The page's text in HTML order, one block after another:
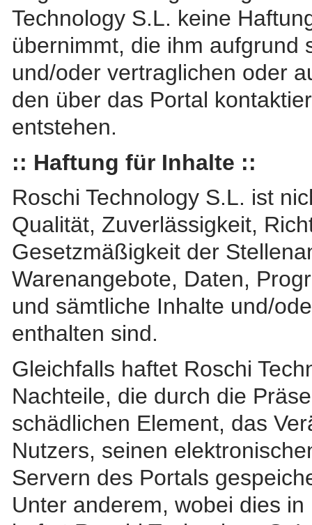
Technology S.L. keine
übernimmt, die ihm aufgrund
und/oder vertraglichen oder
den über das Portal
entstehen.
:: Haftung für Inhalte ::
Roschi Technology S.L. ist
Qualität, Zuverlässigkeit,
Gesetzmäßigkeit der
Warenangebote, Daten,
und sämtliche Inhalte und/
enthalten sind.
Gleichfalls haftet Roschi
Nachteile, die durch die
schädlichen Element, das
Nutzers, seinen
Servern des Portals
Unter anderem, wobei dies